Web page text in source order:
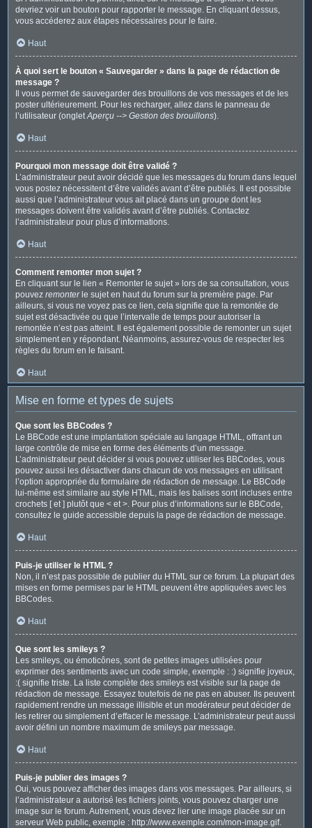
devriez voir un bouton pour rapporter le message. En cliquant dessus,
vous accéderez aux étapes nécessaires pour le faire.
Haut
À quoi sert le bouton « Sauvegarder » dans la page de rédaction de
message ?
Il vous permet de sauvegarder des brouillons de vos messages et de les
poster ultérieurement. Pour les recharger, allez dans le panneau de
l’utilisateur (ongletAperçu --> Gestion des brouillons).
Haut
Pourquoi mon message doit être validé ?
L’administrateur peut avoir décidé que les messages du forum dans lequel
vous postez nécessitent d’être validés avant d’être publiés. Il est possible
aussi que l’administrateur vous ait placé dans un groupe dont les
messages doivent être validés avant d’être publiés. Contactez
l’administrateur pour plus d’informations.
Haut
Comment remonter mon sujet ?
En cliquant sur le lien « Remonter le sujet » lors de sa consultation, vous
pouvez remonterle sujet en haut du forum sur la première page. Par
ailleurs, si vous ne voyez pas ce lien, cela signifie que la remontée de
sujet est désactivée ou que l’intervalle de temps pour autoriser la
remontée n’est pas atteint. Il est également possible de remonter un sujet
simplement en y répondant. Néanmoins, assurez-vous de respecter les
règles du forum en le faisant.
Haut
Mise en forme et types de sujets
Que sont les BBCodes ?
Le BBCode est une implantation spéciale au langage HTML, offrant un
large contrôle de mise en forme des éléments d’un message.
L’administrateur peut décider si vous pouvez utiliser les BBCodes, vous
pouvez aussi les désactiver dans chacun de vos messages en utilisant
l’option appropriée du formulaire de rédaction de message. Le BBCode
lui-même est similaire au style HTML, mais les balises sont incluses entre
crochets [ et ] plutôt que < et >. Pour plus d’informations sur le BBCode,
consultez le guide accessible depuis la page de rédaction de message.
Haut
Puis-je utiliser le HTML ?
Non, il n’est pas possible de publier du HTML sur ce forum. La plupart des
mises en forme permises par le HTML peuvent être appliquées avec les
BBCodes.
Haut
Que sont les smileys ?
Les smileys, ou émoticônes, sont de petites images utilisées pour
exprimer des sentiments avec un code simple, exemple : :) signifie joyeux,
:( signifie triste. La liste complète des smileys est visible sur la page de
rédaction de message. Essayez toutefois de ne pas en abuser. Ils peuvent
rapidement rendre un message illisible et un modérateur peut décider de
les retirer ou simplement d’effacer le message. L’administrateur peut aussi
avoir défini un nombre maximum de smileys par message.
Haut
Puis-je publier des images ?
Oui, vous pouvez afficher des images dans vos messages. Par ailleurs, si
l’administrateur a autorisé les fichiers joints, vous pouvez charger une
image sur le forum. Autrement, vous devez lier une image placée sur un
serveur Web public, exemple : http://www.exemple.com/mon-image.gif.